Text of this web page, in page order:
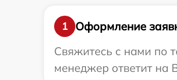
1
Оформление
Свяжитесь с нами по
менеджер ответит на